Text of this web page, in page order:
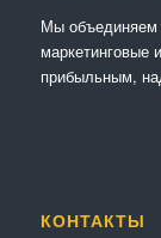
Мы объединяем
маркетинговые
прибыльным,
КОНТАКТЫ